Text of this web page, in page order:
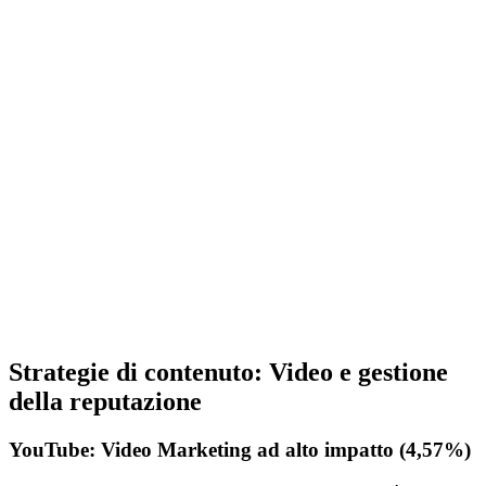
Strategie di contenuto: Video e gestione
della reputazione
YouTube: Video Marketing ad alto impatto (4,57%)